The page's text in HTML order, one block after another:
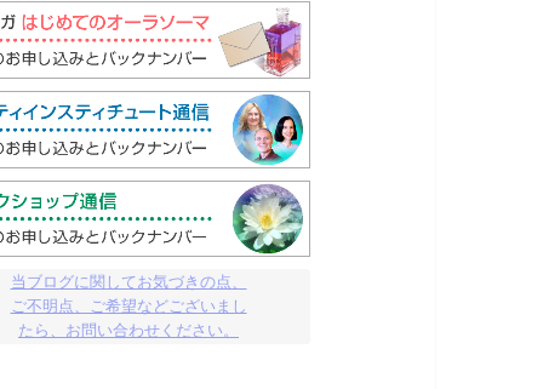
当ブログに関してお気づきの点、
ご不明点、ご希望などございまし
たら、お問い合わせください。